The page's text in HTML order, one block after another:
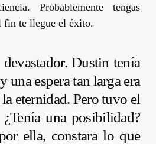
Probablemente tengas
fin te llegue el éxito.
Dustin tenía
una espera tan larga era
eternidad. Pero tuvo el
una posibilidad?
ella, constara lo que